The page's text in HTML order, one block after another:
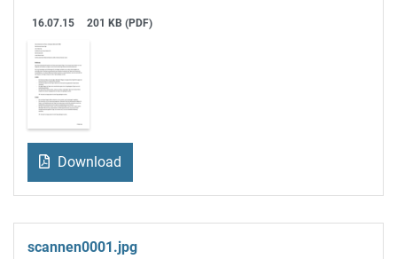
16.07.15 201 KB (PDF)
Download
scannen0001.jpg